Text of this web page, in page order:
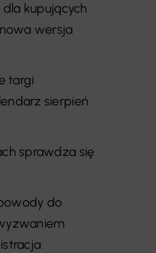
kupujących
wersja
targi
sierpień
sprawdza się
do